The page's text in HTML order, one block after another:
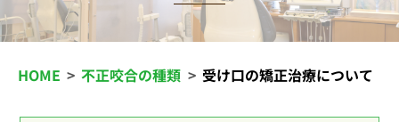
HOME 不正咬合の種類 受け口の矯正治療について